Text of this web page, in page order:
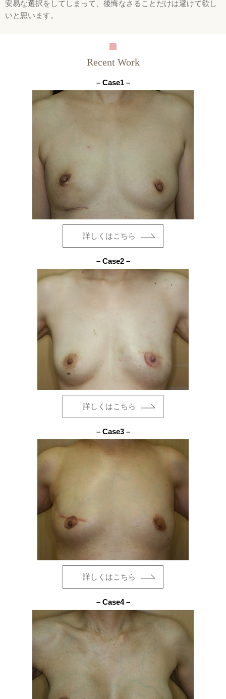
安易な選択をしてしまって、後悔なさることだけは避けて欲し
いと思います。
Recent Work
– Case1 –
詳しくはこちら
– Case2 –
詳しくはこちら
– Case3 –
詳しくはこちら
– Case4 –